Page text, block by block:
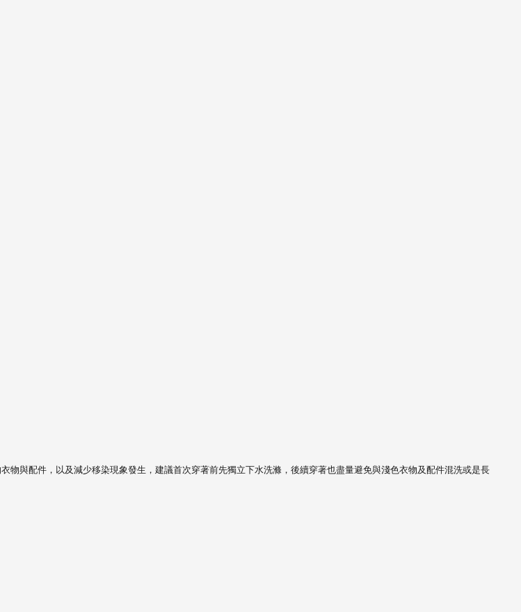
物與配件，以及減少移染現象發生，建議首次穿著前先獨立下水洗滌， 後續穿著也盡量避免與淺色衣物及配件混洗或是長